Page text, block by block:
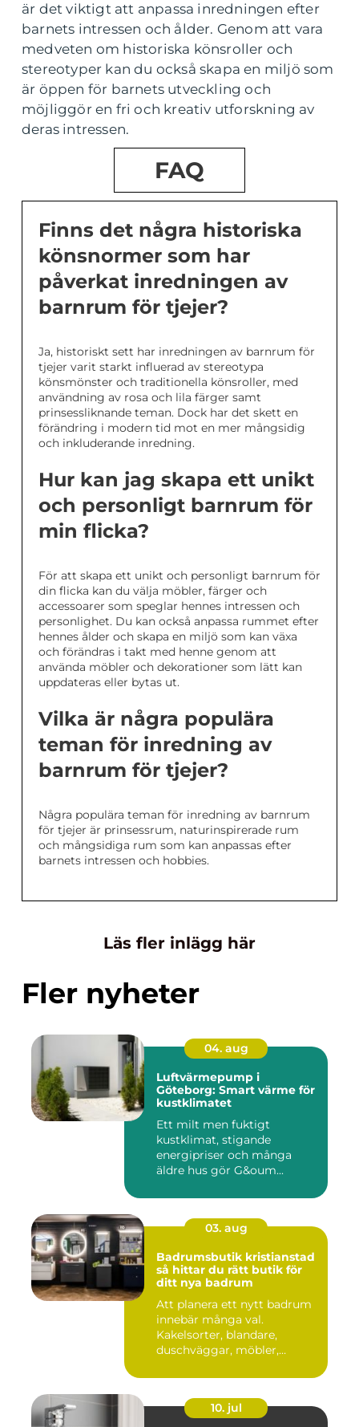
är det viktigt att anpassa inredningen efter
barnets intressen och ålder. Genom att vara
medveten om historiska könsroller och
stereotyper kan du också skapa en miljö som
är öppen för barnets utveckling och
möjliggör en fri och kreativ utforskning av
deras intressen.
FAQ
Finns det några historiska
könsnormer som har
påverkat inredningen av
barnrum för tjejer?
Ja, historiskt sett har inredningen av barnrum för
tjejer varit starkt influerad av stereotypa
könsmönster och traditionella könsroller, med
användning av rosa och lila färger samt
prinsessliknande teman. Dock har det skett en
förändring i modern tid mot en mer mångsidig
och inkluderande inredning.
Hur kan jag skapa ett unikt
och personligt barnrum för
min flicka?
För att skapa ett unikt och personligt barnrum för
din flicka kan du välja möbler, färger och
accessoarer som speglar hennes intressen och
personlighet. Du kan också anpassa rummet efter
hennes ålder och skapa en miljö som kan växa
och förändras i takt med henne genom att
använda möbler och dekorationer som lätt kan
uppdateras eller bytas ut.
Vilka är några populära
teman för inredning av
barnrum för tjejer?
Några populära teman för inredning av barnrum
för tjejer är prinsessrum, naturinspirerade rum
och mångsidiga rum som kan anpassas efter
barnets intressen och hobbies.
Läs fler inlägg här
Fler nyheter
04. aug
Luftvärmepump i
Göteborg: Smart värme för
kustklimatet
Ett milt men fuktigt
kustklimat, stigande
energipriser och många
äldre hus gör G&oum...
03. aug
Badrumsbutik kristianstad
så hittar du rätt butik för
ditt nya badrum
Att planera ett nytt badrum
innebär många val.
Kakelsorter, blandare,
duschväggar, möbler,
10. jul